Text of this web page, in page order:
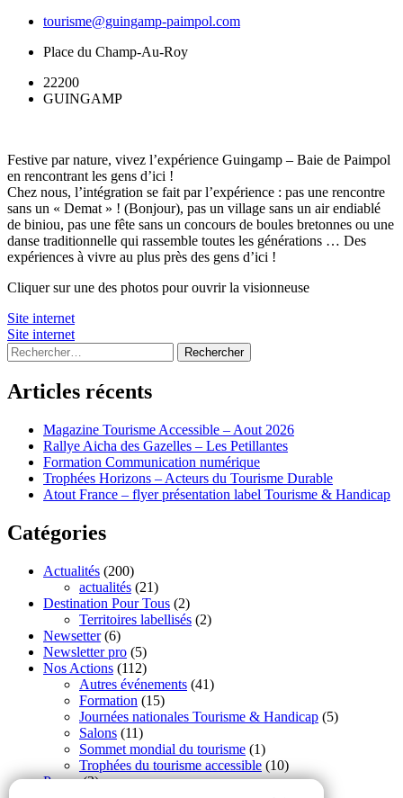
tourisme@guingamp-paimpol.com
Place du Champ-Au-Roy
22200
GUINGAMP
Festive par nature, vivez l’expérience Guingamp – Baie de Paimpol
en rencontrant les gens d’ici !
Chez nous, l’intégration se fait par l’expérience : pas une rencontre
sans un « Demat » ! (Bonjour), pas un village sans un air endiablé
de biniou, pas une fête sans un concours de boules bretonnes ou une
danse traditionnelle qui rassemble toutes les générations … Des
expériences à vivre au plus près des gens d’ici !
Cliquer sur une des photos pour ouvrir la visionneuse
Site internet
Site internet
Rechercher :
Articles récents
Magazine Tourisme Accessible – Aout 2026
Rallye Aicha des Gazelles – Les Petillantes
Formation Communication numérique
Trophées Horizons – Acteurs du Tourisme Durable
Atout France – flyer présentation label Tourisme & Handicap
Catégories
Actualités (200)
actualités (21)
Destination Pour Tous (2)
Territoires labellisés (2)
Newsetter(6)
Newsletter pro (5)
Nos Actions (112)
Autres événements (41)
Formation (15)
Journées nationales Tourisme & Handicap (5)
Salons (11)
Sommet mondial du tourisme (1)
Trophées du tourisme accessible (10)
Presse(3)